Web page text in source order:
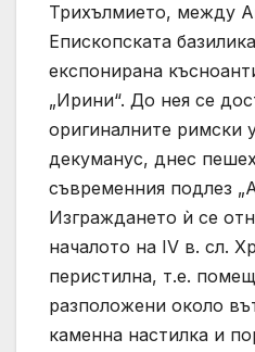
Трихълмието, между
Епископската
експонирана
„Ирини“. До нея се
оригиналните римски
декуманус, днес
съвременния подлез
Изграждането ѝ се
началото на ІV в. сл.
перистилна, т.е.
разположени около
каменна настилка и